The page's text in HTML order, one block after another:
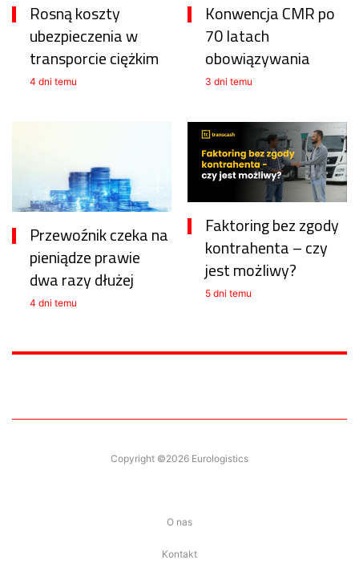
Rosną koszty
ubezpieczenia w
transporcie ciężkim
4 dni temu
Konwencja CMR po
70 latach
obowiązywania
3 dni temu
Przewoźnik czeka na
pieniądze prawie
dwa razy dłużej
4 dni temu
Faktoring bez zgody
kontrahenta – czy
jest możliwy?
5 dni temu
Copyright ©2026 Eurologistics
O nas
Kontakt